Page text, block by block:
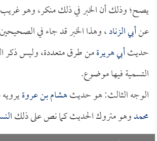
يصح؛ وذلك أن الخبر في ذلك منكر، وهو
عنأبي الزناد، وهذا الخبر قد جاء في
حديثأبي هريرةمن طرق متعددة، وليس ذكر
التسمية فيها موضوع.
الوجه الثالث: هو حديثهشام بن عروة
محمدوهو متروك الحديث كما نص على ذلك